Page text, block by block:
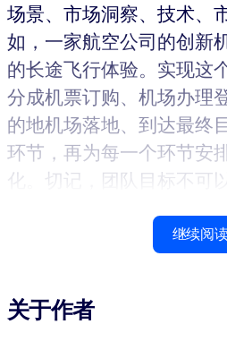
场景、市场洞察、技术、
如，一家航空公司的创新
的长途飞行体验。实现这
分成机票订购、机场办理
的地机场落地、到达最终
环节，再为每一个环节安
化。切记，团队目标不可
继续阅
关于作者